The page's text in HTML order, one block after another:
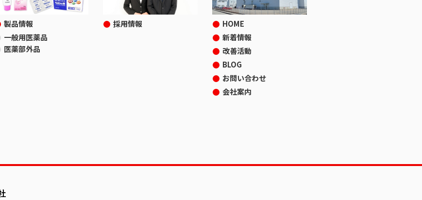
製品情報
一般用医薬品
医薬部外品
採用情報
HOME
新着情報
改善活動
BLOG
お問い合わせ
会社案内